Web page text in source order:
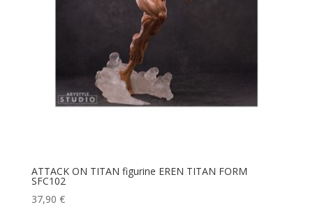
ATTACK ON TITAN figurine EREN TITAN FORM
SFC102
37,90 €